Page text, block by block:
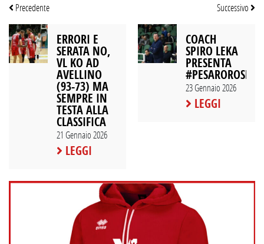
Precedente
ERRORI E
SERATA NO,
VL KO AD
AVELLINO
(93-73) MA
SEMPRE IN
TESTA ALLA
CLASSIFICA
21 Gennaio 2026
LEGGI
Successivo
COACH
SPIRO LEKA
PRESENTA
#PESAROROSETO
23 Gennaio 2026
LEGGI